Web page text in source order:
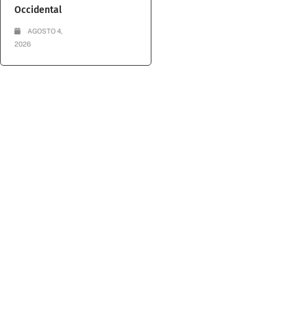
Occidental
AGOSTO 4,
2026